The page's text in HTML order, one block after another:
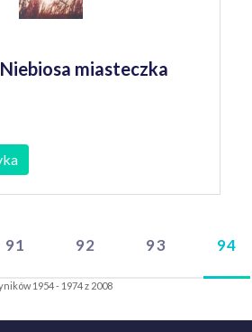
miasteczka
91 92 93 94
1954 - 1974 z 2008